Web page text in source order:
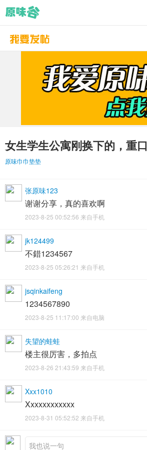
女生学生公寓刚换下的，重口
原味巾巾垫垫
张原味123
谢谢分享，真的喜欢啊
2023-8-25 00:52:56 来自手机
jk124499
不錯1234567
2023-8-25 05:26:21 来自手机
jsqinkaifeng
1234567890
2023-8-25 11:17:00 来自电脑
失望的蛙蛙
楼主很厉害，多拍点
2023-8-26 21:43:59 来自手机
Xxx1010
Xxxxxxxxxxxx
2023-8-31 05:52:52 来自手机